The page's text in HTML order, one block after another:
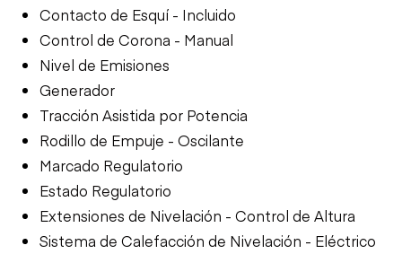
Contacto de Esquí - Incluido
Control de Corona - Manual
Nivel de Emisiones
Generador
Tracción Asistida por Potencia
Rodillo de Empuje - Oscilante
Marcado Regulatorio
Estado Regulatorio
Extensiones de Nivelación - Control de Altura
Sistema de Calefacción de Nivelación - Eléctrico